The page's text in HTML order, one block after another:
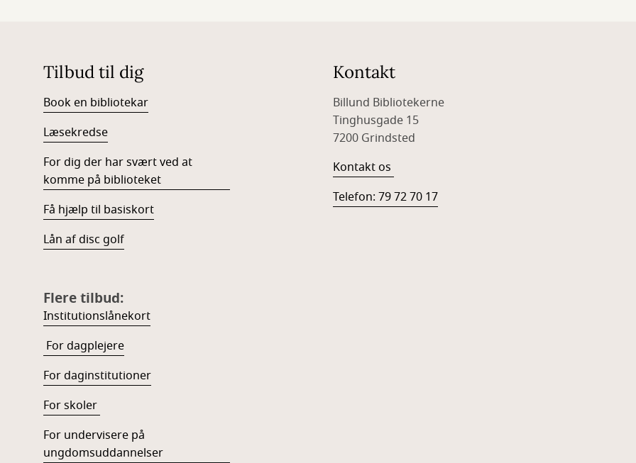
Tilbud til dig
Book en bibliotekar
Læsekredse
For dig der har svært ved at
komme på biblioteket
Få hjælp til basiskort
Lån af disc golf
Flere tilbud:
Institutionslånekort
For dagplejere
For daginstitutioner
For skoler
For undervisere på
ungdomsuddannelser
Kontakt
Billund Bibliotekerne
Tinghusgade 15
7200 Grindsted
Kontakt os
Telefon: 79 72 70 17